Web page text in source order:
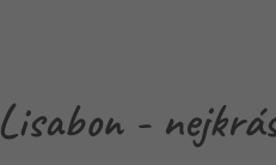
Lisabon -